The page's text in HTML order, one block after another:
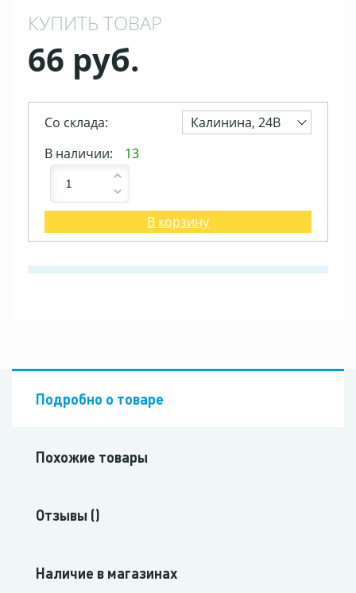
КУПИТЬ ТОВАР
66 руб.
Со склада:
Калинина, 24В
В наличии:
13
В корзину
Подробно о товаре
Похожие товары
Отзывы ()
Наличие в магазинах